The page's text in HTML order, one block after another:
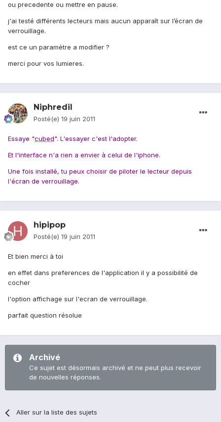
ou precedente ou mettre en pause.
j'ai testé différents lecteurs mais aucun apparaît sur l’écran de
verrouillage.
est ce un paramètre a modifier ?
merci pour vos lumieres.
Niphredil
Posté(e) 19 juin 2011
Essaye "cubed". L'essayer c'est l'adopter.
Et l'interface n'a rien a envier à celui de l'iphone.
Une fois installé, tu peux choisir de piloter le lecteur depuis
l'écran de verrouillage.
hipipop
Posté(e) 19 juin 2011
Et bien merci à toi
en effet dans preferences de l'application il y a possibilité de
cocher
l'option affichage sur l'ecran de verrouillage.
parfait question résolue
Archivé
Ce sujet est désormais archivé et ne peut plus recevoir
de nouvelles réponses.
Aller sur la liste des sujets